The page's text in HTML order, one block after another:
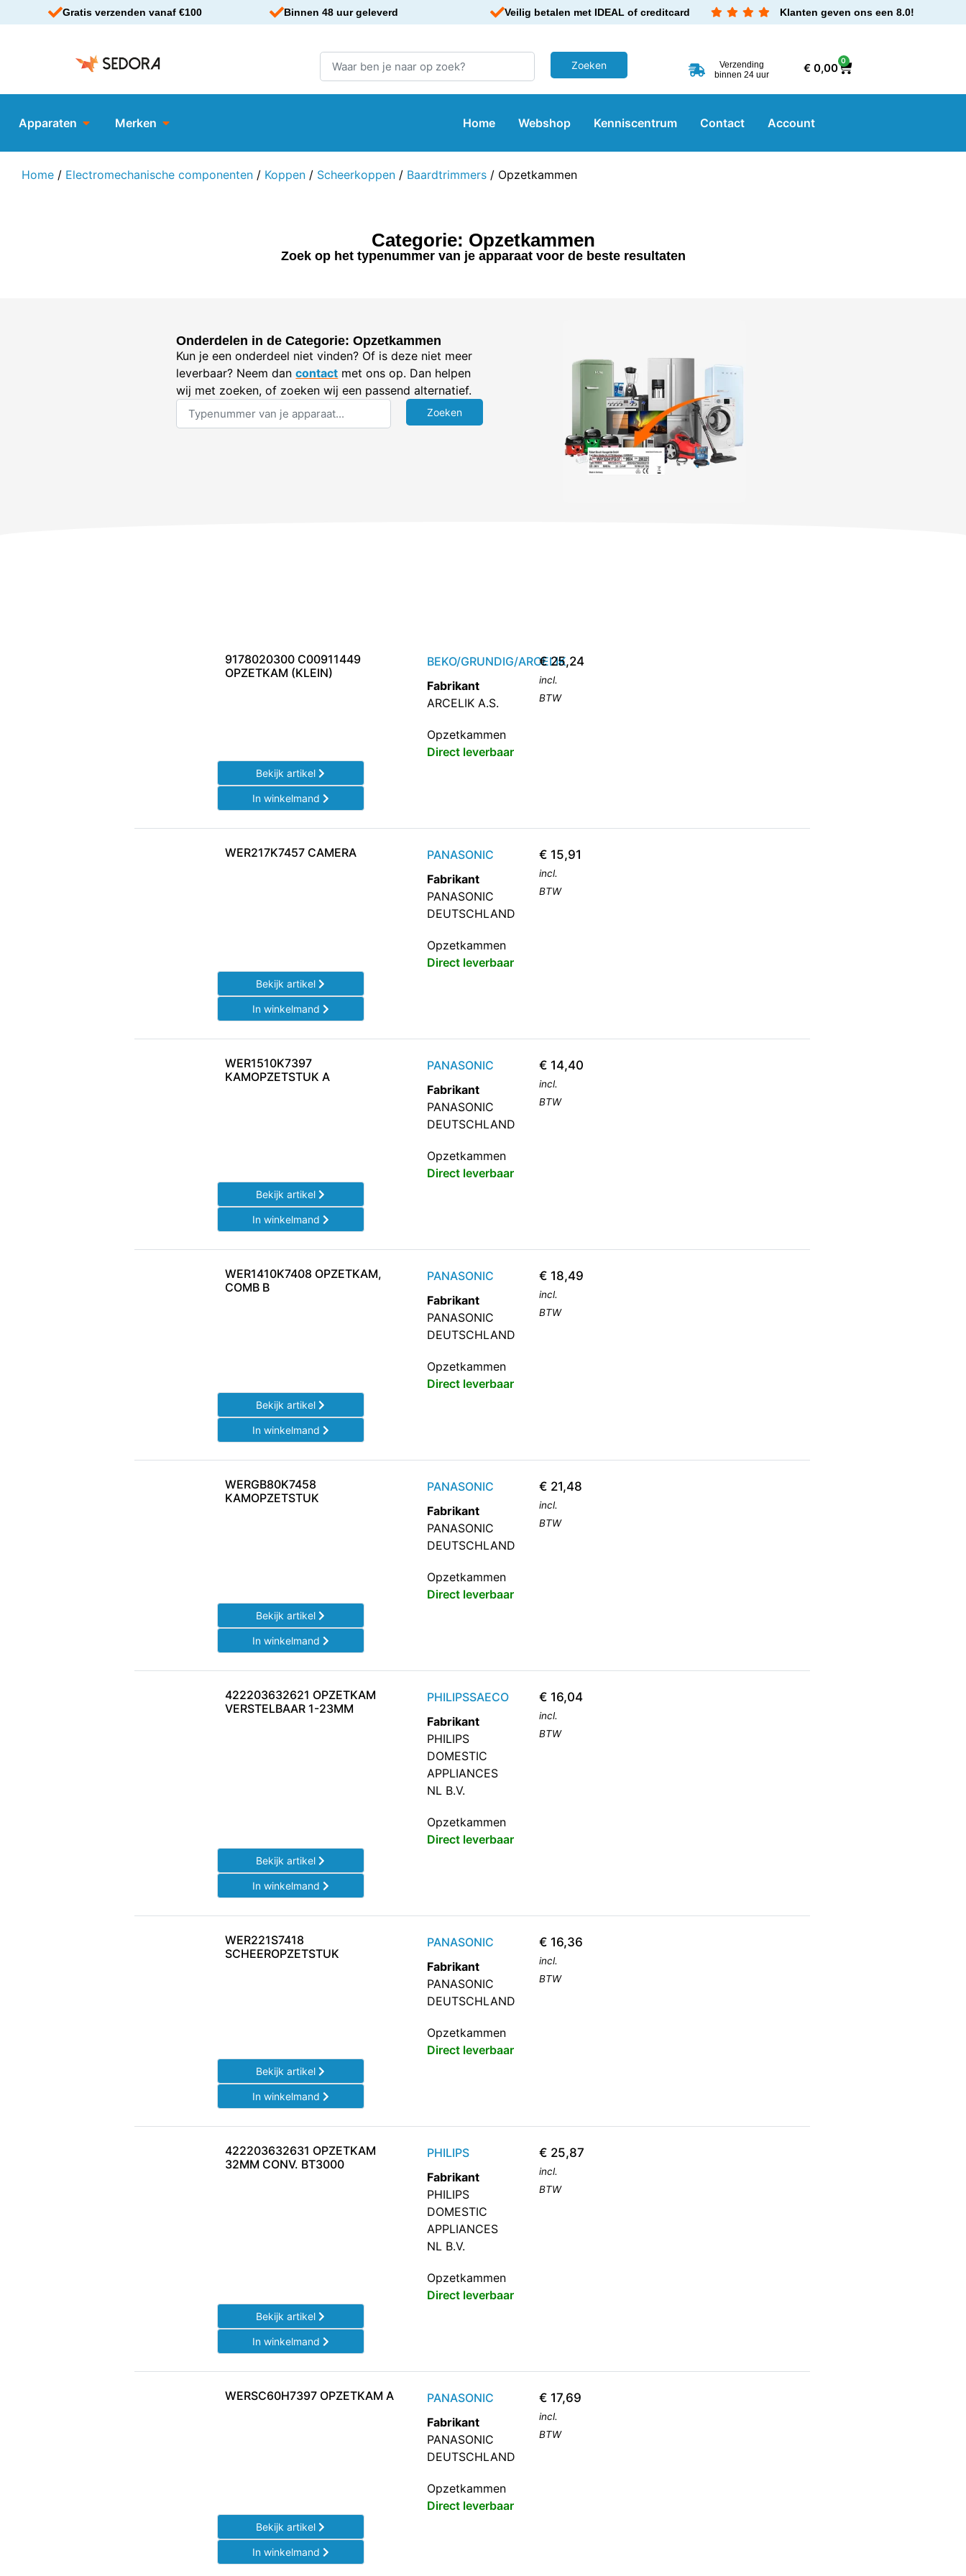
Gratis verzenden vanaf €100 Binnen 48 uur geleverd Veilig betalen met IDEAL of creditcard Klanten geven ons een 8.0!
Verzending
binnen 24 uur
€0,00
0
Apparaten Merken Home Webshop Kenniscentrum Contact Account
Home / Electromechanische componenten / Koppen / Scheerkoppen / Baardtrimmers / Opzetkammen
Categorie: Opzetkammen
Zoek op het typenummer van je apparaat voor de beste resultaten
Onderdelen in de Categorie: Opzetkammen
Kun je een onderdeel niet vinden? Of is deze niet meer
leverbaar? Neem dancontact met ons op. Dan helpen
wij met zoeken, of zoeken wij een passend alternatief.
9178020300 C00911449
OPZETKAM (KLEIN)
BEKO/GRUNDIG/ARCELIK
Fabrikant
ARCELIK A.S.
Opzetkammen
Direct leverbaar
€25,24
incl.
BTW
Bekijk artikel
In winkelmand
WER217K7457 CAMERA
PANASONIC
Fabrikant
PANASONIC
DEUTSCHLAND
Opzetkammen
Direct leverbaar
€ 15,91
incl.
BTW
Bekijk artikel
In winkelmand
WER1510K7397
KAMOPZETSTUK A
PANASONIC
Fabrikant
PANASONIC
DEUTSCHLAND
Opzetkammen
Direct leverbaar
€ 14,40
incl.
BTW
Bekijk artikel
In winkelmand
WER1410K7408 OPZETKAM,
COMB B
PANASONIC
Fabrikant
PANASONIC
DEUTSCHLAND
Opzetkammen
Direct leverbaar
€ 18,49
incl.
BTW
Bekijk artikel
In winkelmand
WERGB80K7458
KAMOPZETSTUK
PANASONIC
Fabrikant
PANASONIC
DEUTSCHLAND
Opzetkammen
Direct leverbaar
€ 21,48
incl.
BTW
Bekijk artikel
In winkelmand
422203632621 OPZETKAM
VERSTELBAAR 1-23MM
PHILIPSSAECO
Fabrikant
PHILIPS
DOMESTIC
APPLIANCES
NL B.V.
Opzetkammen
Direct leverbaar
€ 16,04
incl.
BTW
Bekijk artikel
In winkelmand
WER221S7418
SCHEEROPZETSTUK
PANASONIC
Fabrikant
PANASONIC
DEUTSCHLAND
Opzetkammen
Direct leverbaar
€ 16,36
incl.
BTW
Bekijk artikel
In winkelmand
422203632631 OPZETKAM
32MM CONV. BT3000
PHILIPS
Fabrikant
PHILIPS
DOMESTIC
APPLIANCES
NL B.V.
Opzetkammen
Direct leverbaar
€ 25,87
incl.
BTW
Bekijk artikel
In winkelmand
WERSC60H7397 OPZETKAM A
PANASONIC
Fabrikant
PANASONIC
DEUTSCHLAND
Opzetkammen
Direct leverbaar
€ 17,69
incl.
BTW
Bekijk artikel
In winkelmand